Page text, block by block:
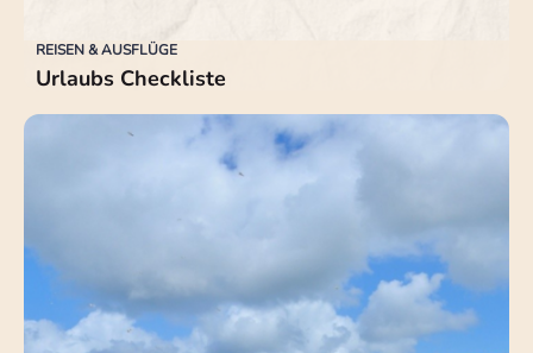
REISEN & AUSFLÜGE
Urlaubs Checkliste